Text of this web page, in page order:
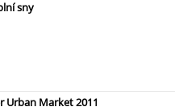
sny
Urban Market 2011